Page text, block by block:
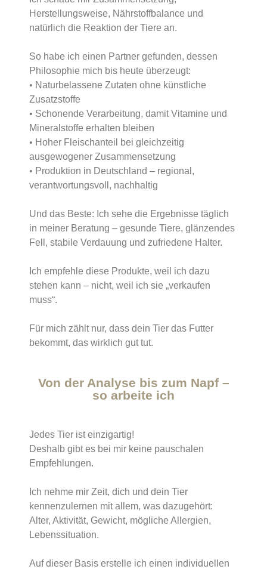
Herstellungsweise, Nährstoffbalance und
natürlich die Reaktion der Tiere an.
So habe ich einen Partner gefunden, dessen
Philosophie mich bis heute überzeugt:
• Naturbelassene Zutaten ohne künstliche
Zusatzstoffe
• Schonende Verarbeitung, damit Vitamine und
Mineralstoffe erhalten bleiben
• Hoher Fleischanteil bei gleichzeitig
ausgewogener Zusammensetzung
• Produktion in Deutschland – regional,
verantwortungsvoll, nachhaltig
Und das Beste: Ich sehe die Ergebnisse täglich
in meiner Beratung – gesunde Tiere, glänzendes
Fell, stabile Verdauung und zufriedene Halter.
Ich empfehle diese Produkte, weil ich dazu
stehen kann – nicht, weil ich sie „verkaufen
muss“.
Für mich zählt nur, dass dein Tier das Futter
bekommt, das wirklich gut tut.
Von der Analyse bis zum Napf –
so arbeite ich
Jedes Tier ist einzigartig!
Deshalb gibt es bei mir keine pauschalen
Empfehlungen.
Ich nehme mir Zeit, dich und dein Tier
kennenzulernen mit allem, was dazugehört:
Alter, Aktivität, Gewicht, mögliche Allergien,
Lebenssituation.
Auf dieser Basis erstelle ich einen individuellen